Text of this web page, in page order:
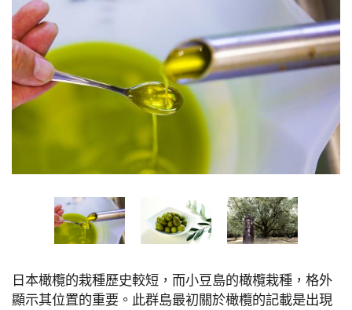
日本橄欖的栽種歷史較短，而小豆島的橄欖栽種，格外
顯示其位置的重要。此群島最初關於橄欖的記載是出現